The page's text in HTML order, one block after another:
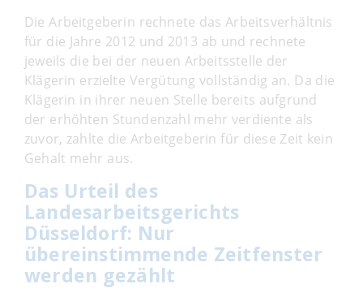
Die Arbeitgeberin rechnete das Arbeitsverhältnis
für die Jahre 2012 und 2013 ab und rechnete
jeweils die bei der neuen Arbeitsstelle der
Klägerin erzielte Vergütung vollständig an. Da die
Klägerin in ihrer neuen Stelle bereits aufgrund
der erhöhten Stundenzahl mehr verdiente als
zuvor, zahlte die Arbeitgeberin für diese Zeit kein
Gehalt mehr aus.
Das Urteil des
Landesarbeitsgerichts
Düsseldorf: Nur
übereinstimmende Zeitfenster
werden gezählt